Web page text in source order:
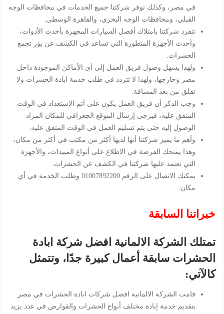
في مصر، وكذلك توفر شركتنا جميع الخدمات في محافظات الوجه
القبلي، ومحافظات الوجه البحري، والقاهرة الوسطى.
تنفرد شركتنا بامتلاك أفضل السيارات المجهزة بأحدث الأدوات،
وأحدث الأجهزة المتطورة التي تساعد في الكشف عن بؤر تجمع
الحشرات.
ولهذا يسهل وصول فريق العمل إلى أي الأماكن الموجودة داخل
مصر وخارجها، ولهذا لا تتردد في طلب خدمة ابادة الحشرات ولا
تقلق من بعد المسافة.
وجب الذكر أن فريق العمل يكون على أتم الاستعداد في الوقت
المتفق عليه، فيرجى إرسال الموقع الجغرافي للمكان المراد
الوصول إليه حتى يتم تسليم العمل في الوقت المتفق عليه.
وأهم ما يميز شركتنا أنها لديها أكثر من مكتب في أكثر من مكان،
وهذا يمنحك الفرصة في الاطلاع على أنواع المبيدات، والأجهزة
التي تعتمد عليها شركتنا في الكشف عن الحشرات.
يمكنك الاتصال على الرقم 01007892200 وطلب الخدمة في أي
مكان.
خبراتنا السابقة
تمتلك الشركة الالمانية افضل شركة ابادة
الحشرات سابقة أعمال كبيرة جدًا، وتتمثل
كالآتي:
قامت الشركة الالمانية افضل شركات ابادة الحشرات في مصر
بتقديم خدمة إبادة مختلف أنواع الحشرات والقوارض في عدد يزيد